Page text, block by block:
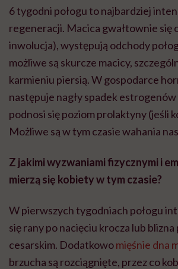
6 tygodni połogu to najbardziej
regeneracji. Macica gwałtownie się
inwolucja), występują odchody
możliwe są skurcze macicy,
karmieniu piersią. W gospodarce
następuje nagły spadek
podnosi się poziom prolaktyny (jeśli
Możliwe są w tym czasie wahania
Z jakimi wyzwaniami fizycznymi i
mierzą się kobiety w tym czasie?
W pierwszych tygodniach połogu
się rany po nacięciu krocza lub blizna
cesarskim. Dodatkowomięśnie dna
brzucha są rozciągnięte, przez co